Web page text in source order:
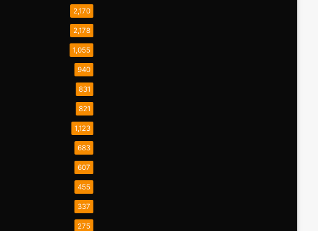
2,170
2,178
1,055
940
831
821
1,123
683
607
455
337
275